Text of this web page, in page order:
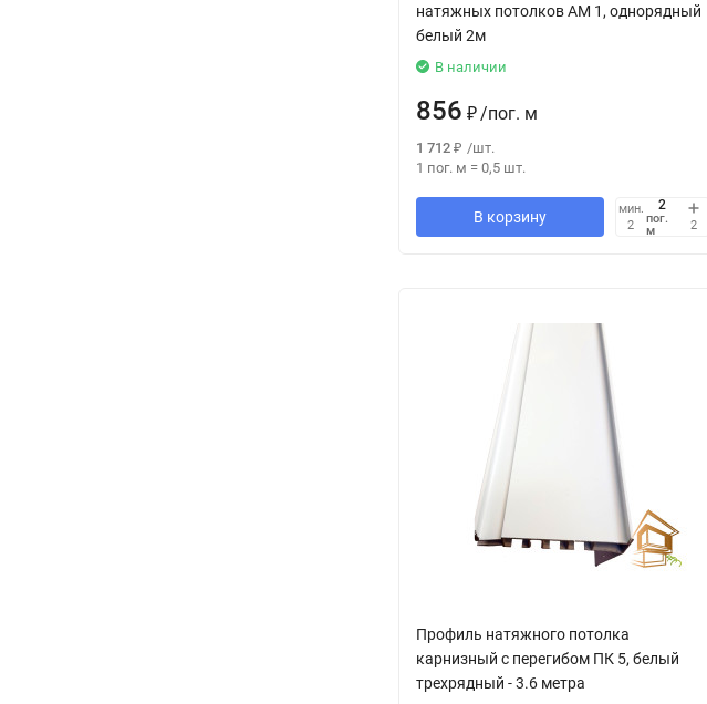
натяжных потолков АМ 1, однорядный
белый 2м
В наличии
856 ₽/пог. м
1 712 ₽ /шт.
1 пог. м = 0,5 шт.
В корзину
мин.
2
пог.
м
2
Профиль натяжного потолка
карнизный с перегибом ПК 5, белый
трехрядный - 3.6 метра